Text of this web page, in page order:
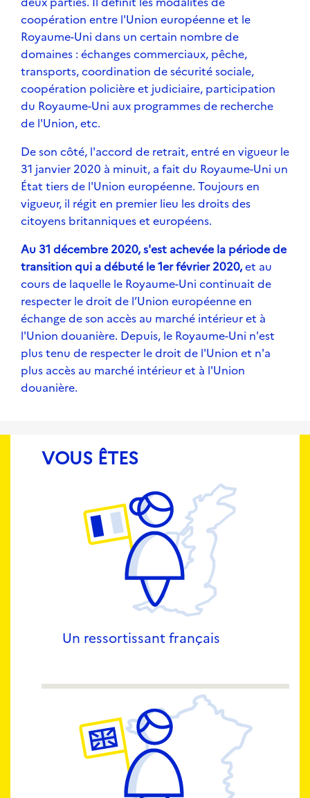
coopération entre l'Union européenne et le
Royaume-Uni dans un certain nombre de
domaines : échanges commerciaux, pêche,
transports, coordination de sécurité sociale,
coopération policière et judiciaire, participation
du Royaume-Uni aux programmes de recherche
de l'Union, etc.
De son côté, l'accord de retrait, entré en vigueur le
31 janvier 2020 à minuit, a fait du Royaume-Uni un
État tiers de l'Union européenne. Toujours en
vigueur, il régit en premier lieu les droits des
citoyens britanniques et européens.
Au 31 décembre 2020, s'est achevée la période de
transition qui a débuté le 1er février 2020,et au
cours de laquelle le Royaume-Uni continuait de
respecter le droit de l’Union européenne en
échange de son accès au marché intérieur et à
l'Union douanière. Depuis, le Royaume-Uni n'est
plus tenu de respecter le droit de l'Union et n'a
plus accès au marché intérieur et à l'Union
douanière.
VOUS ÊTES
Un ressortissant français